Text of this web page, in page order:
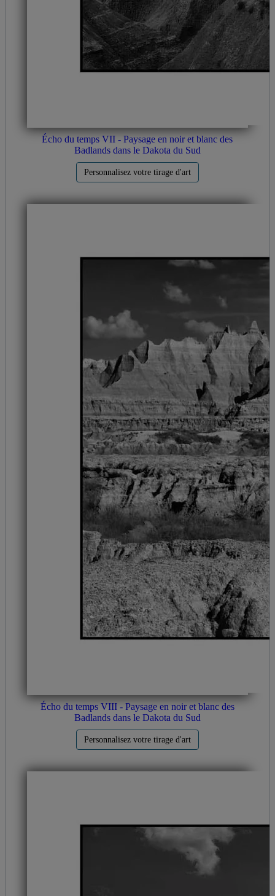
Écho du temps VII - Paysage en noir et blanc des
Badlands dans le Dakota du Sud
Personnalisez votre tirage d'art
Écho du temps VIII - Paysage en noir et blanc des
Badlands dans le Dakota du Sud
Personnalisez votre tirage d'art